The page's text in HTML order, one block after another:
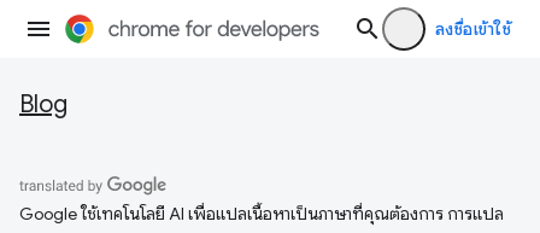
ลงชื่อเข้าใช้
Blog
Google ใช้เทคโนโลยี AI เพื่อแปลเนื้อหาเป็นภาษาที่คุณต้องการ การแปล